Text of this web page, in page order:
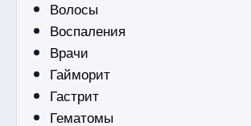
Волосы
Воспаления
Врачи
Гайморит
Гастрит
Гематомы